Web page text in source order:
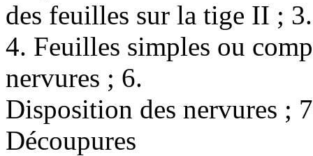
des feuilles sur la tige II ;
4. Feuilles simples ou
nervures ; 6.
Disposition des nervures ;
Découpures